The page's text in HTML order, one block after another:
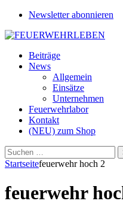
Newsletter abonnieren
Beiträge
News
Allgemein
Einsätze
Unternehmen
Feuerwehrlabor
Kontakt
(NEU) zum Shop
Suchen
nach:
Startseitefeuerwehr hoch 2
feuerwehr